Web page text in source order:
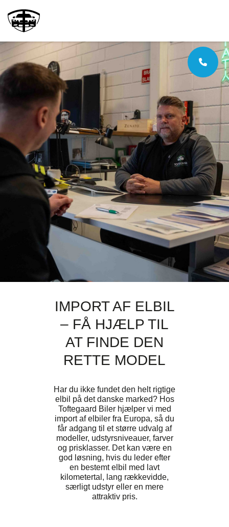
IMPORT AF ELBIL
– FÅ HJÆLP TIL
AT FINDE DEN
RETTE MODEL
Har du ikke fundet den helt rigtige
elbil på det danske marked? Hos
Toftegaard Biler hjælper vi med
import af elbiler fra Europa, så du
får adgang til et større udvalg af
modeller, udstyrsniveauer, farver
og prisklasser. Det kan være en
god løsning, hvis du leder efter
en bestemt elbil med lavt
kilometertal, lang rækkevidde,
særligt udstyr eller en mere
attraktiv pris.